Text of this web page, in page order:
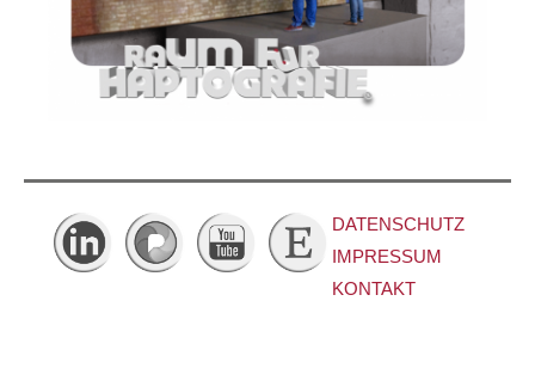
DATENSCHUTZ
IMPRESSUM
KONTAKT